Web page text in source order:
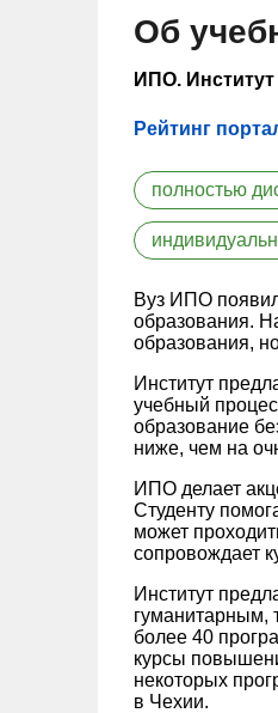
Об
ИПО.
Рейтинг
полностью
Вуз ИПО
образования.
образования,
Институт
учебный
образование
ниже, чем на
ИПО делает
Студенту
может
сопровождает
Институт
гуманитарным,
более 40
курсы
некоторых
в Чехии.